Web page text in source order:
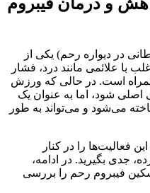
در دیواره رحم) یکی از
با علائمی مانند درد، فشار
است. در حالی که ورزش
اصلی شود، اما به عنوان یک
می‌شود و می‌تواند به طور
فعالیت‌ها را در کنار
جدی بگیرید. در ادامه،
فیبروم رحم را بررسی